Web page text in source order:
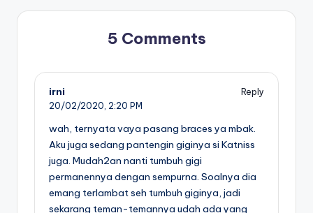
5 Comments
irni
Reply
20/02/2020, 2:20 PM
wah, ternyata vaya pasang braces ya mbak.
Aku juga sedang pantengin giginya si Katniss
juga. Mudah2an nanti tumbuh gigi
permanennya dengan sempurna. Soalnya dia
emang terlambat seh tumbuh giginya, jadi
sekarang teman-temannya udah ada yang